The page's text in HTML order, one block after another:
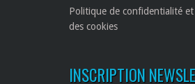
Politique de confidentialité
des cookies
INSCRIPTION